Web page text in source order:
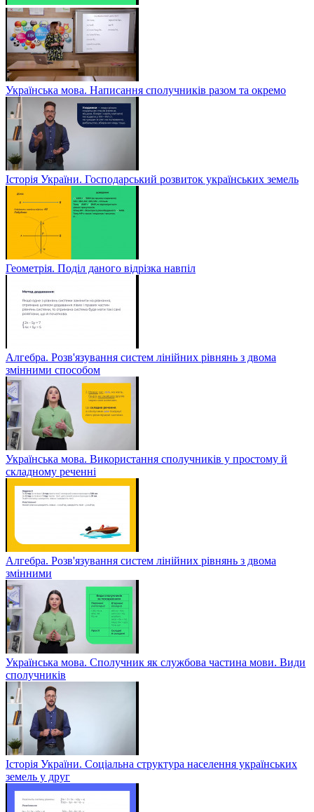
Українська мова. Написання сполучників разом та окремо
Історія України. Господарський розвиток українських земель
Геометрія. Поділ даного відрізка навпіл
Алгебра. Розв'язування систем лінійних рівнянь з двома
змінними способом
Українська мова. Використання сполучників у простому й
складному реченні
Алгебра. Розв'язування систем лінійних рівнянь з двома
змінними
Українська мова. Сполучник як службова частина мови. Види
сполучників
Історія України. Соціальна структура населення українських
земель у друг